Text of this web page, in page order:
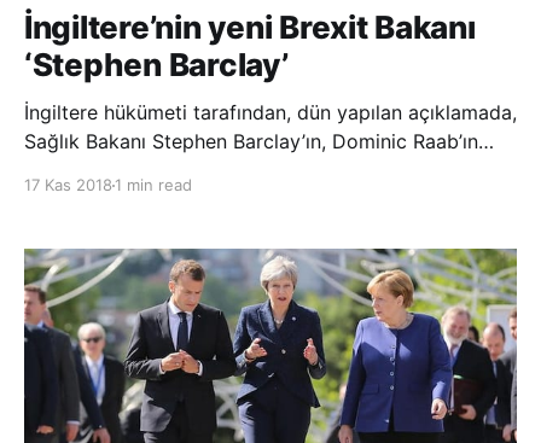
İngiltere’nin yeni Brexit Bakanı
‘Stephen Barclay’
İngiltere hükümeti tarafından, dün yapılan açıklamada,
Sağlık Bakanı Stephen Barclay’ın, Dominic Raab’ın
gerçekleşme şekli hakkında hazırlanan tas
17 Kas 2018 1 min read